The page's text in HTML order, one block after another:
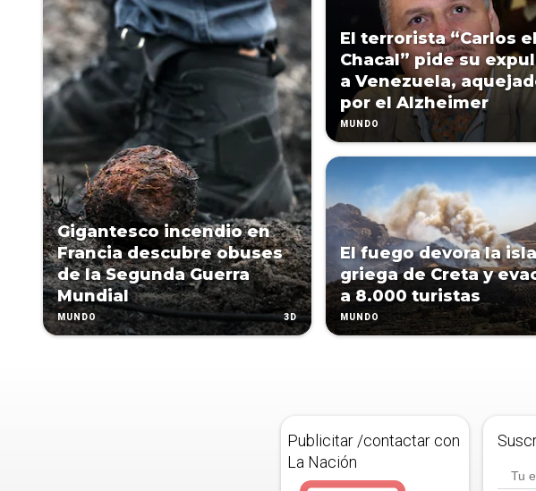
Gigantesco incendio en
Francia descubre obuses
de la Segunda Guerra
Mundial
MUNDO 3D
El terrorista “Carlos el
Chacal” pide su
a Venezuela,
por el Alzheimer
MUNDO
El fuego devora la isla
griega de Creta y
a 8.000 turistas
MUNDO
Publicitar /contactar con
La Nación